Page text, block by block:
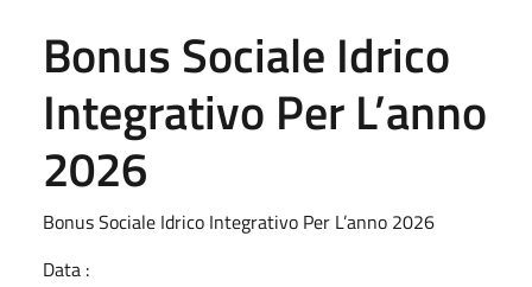
Bonus Sociale Idrico
Integrativo Per L’anno
2026
Bonus Sociale Idrico Integrativo Per L’anno 2026
Data :